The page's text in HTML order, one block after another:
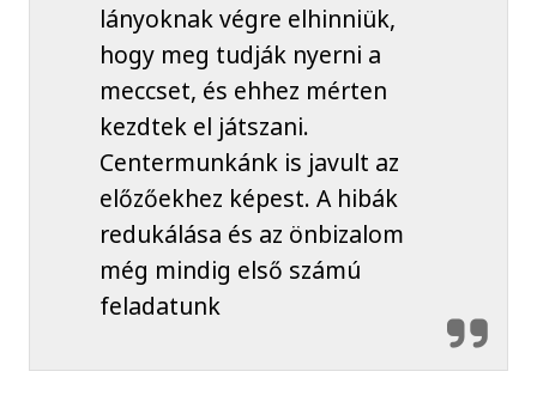
lányoknak végre elhinniük,
hogy meg tudják nyerni a
meccset, és ehhez mérten
kezdtek el játszani.
Centermunkánk is javult az
előzőekhez képest. A hibák
redukálása és az önbizalom
még mindig első számú
feladatunk